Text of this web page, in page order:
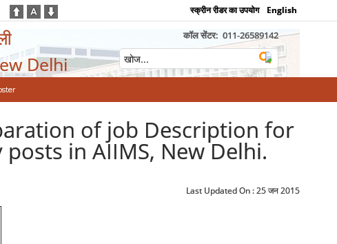
स्क्रीन रीडर का उपयोग English
Delhi
कॉल सेंटर: 011-26589142
of job Description for
in AIIMS, New Delhi.
Last Updated On :25 जन 2015